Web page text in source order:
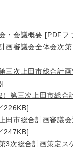
・会議概要 [PDFフ
画審議会全体会次
三次上田市総合計
）第三次上田市総合
226KB]
田市総合計画審議
247KB]
3次総合計画策定